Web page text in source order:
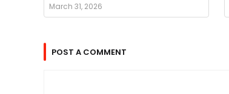
March 31, 2026
POST A COMMENT